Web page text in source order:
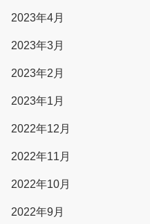
2023年4月
2023年3月
2023年2月
2023年1月
2022年12月
2022年11月
2022年10月
2022年9月